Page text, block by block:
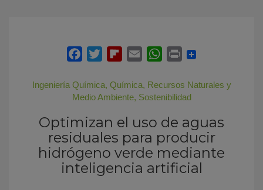
Ingeniería Química, Química, Recursos Naturales y
Medio Ambiente, Sostenibilidad
Optimizan el uso de aguas
residuales para producir
hidrógeno verde mediante
inteligencia artificial